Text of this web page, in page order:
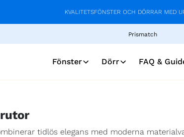
KVALITETSFÖNSTER OCH DÖRRAR MED
Prismatch
Fönster Dörr FAQ &
tidlös elegans med moderna